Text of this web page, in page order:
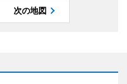
次の地図